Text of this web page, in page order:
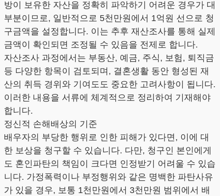
방이 보유한 자산을 정확히 파악하기 어려운 경우가 대
부분이므로, 일반적으로 5천만원에서 1억원 선으로 청
구금액을 설정합니다. 이는 추후 재산조사를 통해 실제
금액이 확인되면 조정될 수 있음을 전제로 합니다.
자산조사 과정에서는 부동산, 예금, 주식, 보험, 퇴직금
등 다양한 항목이 검토되며, 결혼생활 동안 형성된 재
산의 취득 경위와 기여도도 중요한 고려사항이 됩니다.
이러한 내용을 서류에 체계적으로 정리하여 기재해야
합니다.
정신적 손해배상의 기준
배우자의 부당한 행위로 인한 피해가 있다면, 이에 대
한 보상을 청구할 수 있습니다. 다만, 청구인 본인에게
도 혼인파탄의 책임이 크다면 인정받기 어려울 수 있습
니다. 가정폭력이나 부정행위와 같은 명백한 파탄사유
가 있을 경우, 보통 1천만원에서 3천만원 범위에서 배